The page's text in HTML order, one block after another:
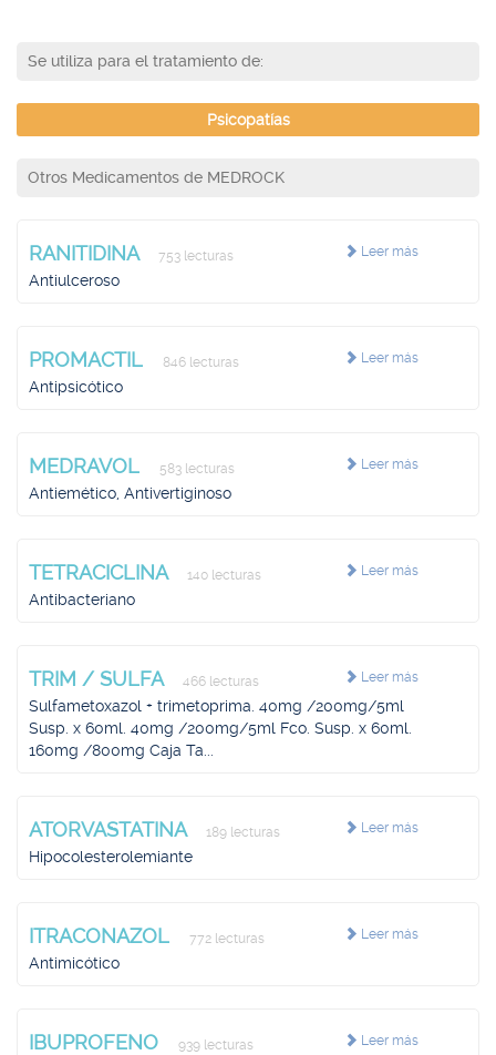
Se utiliza para el tratamiento de:
Psicopatías
Otros Medicamentos de MEDROCK
Leer más
RANITIDINA 753 lecturas
Antiulceroso
Leer más
PROMACTIL 846 lecturas
Antipsicótico
Leer más
MEDRAVOL 583 lecturas
Antiemético, Antivertiginoso
Leer más
TETRACICLINA 140 lecturas
Antibacteriano
Leer más
TRIM / SULFA 466 lecturas
Sulfametoxazol + trimetoprima. 40mg /200mg/5ml
Susp. x 60ml. 40mg /200mg/5ml Fco. Susp. x 60ml.
160mg /800mg Caja Ta...
Leer más
ATORVASTATINA 189 lecturas
Hipocolesterolemiante
Leer más
ITRACONAZOL 772 lecturas
Antimicótico
Leer más
IBUPROFENO 939 lecturas